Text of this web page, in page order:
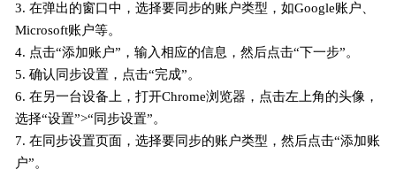
3. 在弹出的窗口中，选择要同步的账户类型，如Google账户、
Microsoft账户等。
4. 点击“添加账户”，输入相应的信息，然后点击“下一步”。
5. 确认同步设置，点击“完成”。
6. 在另一台设备上，打开Chrome浏览器，点击左上角的头像，
选择“设置”>“同步设置”。
7. 在同步设置页面，选择要同步的账户类型，然后点击“添加账
户”。